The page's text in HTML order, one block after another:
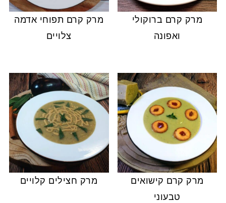
מרק קרם ברוקולי
ואפונה
מרק קרם תפוחי אדמה
צלויים
מרק קרם קישואים
טבעוני
מרק חצילים קלויים